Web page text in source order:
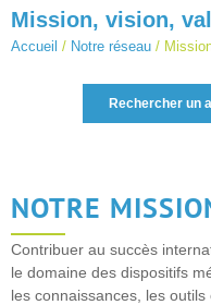
Mission, vision,
Accueil / Notre réseau /
Rechercher un
NOTRE
Contribuer au succès
le domaine des dispositifs
les connaissances, les